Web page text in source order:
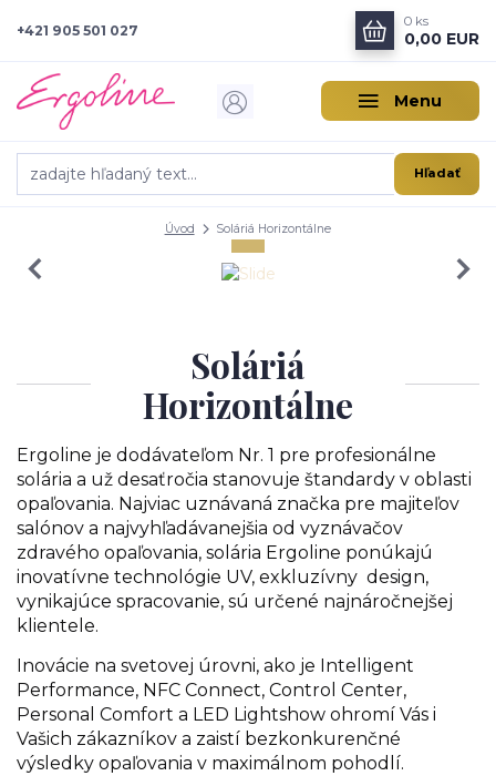
Menu
Hľadať
+421 905 501 027
0 ks
0,00 EUR
Úvod Soláriá Horizontálne
Soláriá
Horizontálne
Ergoline je dodávateľom Nr. 1 pre profesionálne
solária a už desaťročia stanovuje štandardy v oblasti
opaľovania. Najviac uznávaná značka pre majiteľov
salónov a najvyhľadávanejšia od vyznávačov
zdravého opaľovania, solária Ergoline ponúkajú
inovatívne technológie UV, exkluzívny design,
vynikajúce spracovanie, sú určené najnáročnejšej
klientele.
Inovácie na svetovej úrovni, ako je Intelligent
Performance, NFC Connect, Control Center,
Personal Comfort a LED Lightshow ohromí Vás i
Vašich zákazníkov a zaistí bezkonkurenčné
výsledky opaľovania v maximálnom pohodlí.